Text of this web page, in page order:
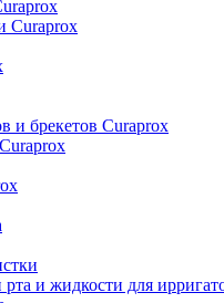
Curaprox
и брекетов Curaprox
и жидкости для